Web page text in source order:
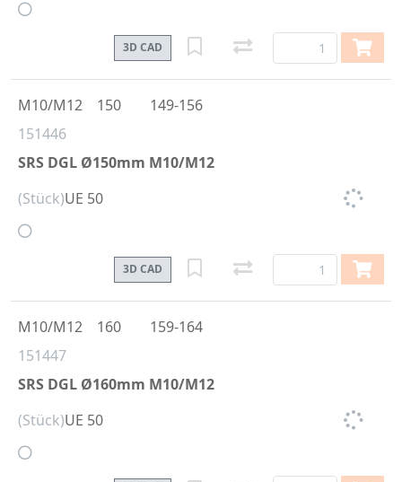
3D CAD
151446
SRS DGL Ø150mm M10/M12
M10/M12 150 149-156
(Stück)UE 50
3D CAD
151447
SRS DGL Ø160mm M10/M12
M10/M12 160 159-164
(Stück)UE 50